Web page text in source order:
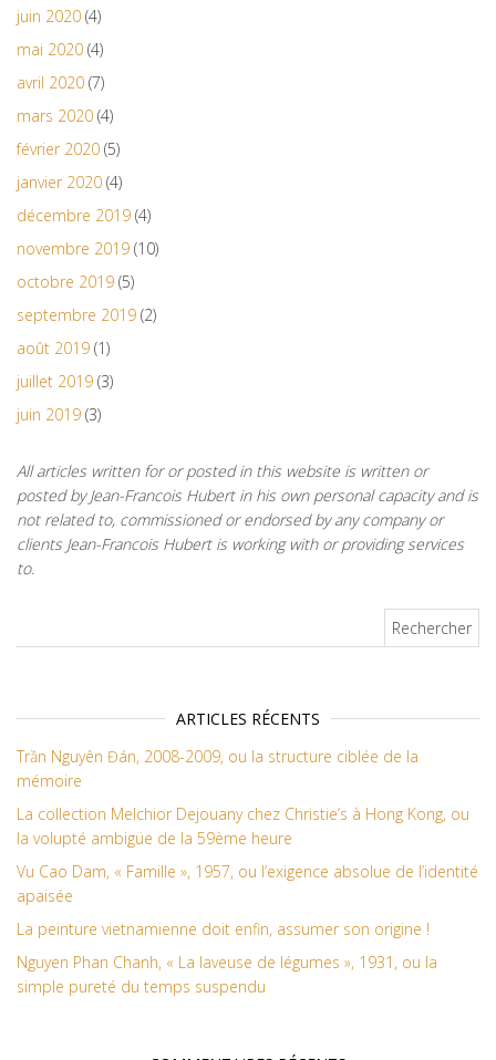
juin 2020 (4)
mai 2020 (4)
avril 2020 (7)
mars 2020 (4)
février 2020 (5)
janvier 2020 (4)
décembre 2019 (4)
novembre 2019 (10)
octobre 2019 (5)
septembre 2019 (2)
août 2019 (1)
juillet 2019 (3)
juin 2019 (3)
All articles written for or posted in this website is written or
posted by Jean-Francois Hubert in his own personal capacity and is
not related to, commissioned or endorsed by any company or
clients Jean-Francois Hubert is working with or providing services
to.
ARTICLES RÉCENTS
Trần Nguyên Đán, 2008-2009, ou la structure ciblée de la
mémoire
La collection Melchior Dejouany chez Christie’s à Hong Kong, ou
la volupté ambigüe de la 59ème heure
Vu Cao Dam, « Famille », 1957, ou l’exigence absolue de l’identité
apaisée
La peinture vietnamienne doit enfin, assumer son origine !
Nguyen Phan Chanh, « La laveuse de légumes », 1931, ou la
simple pureté du temps suspendu